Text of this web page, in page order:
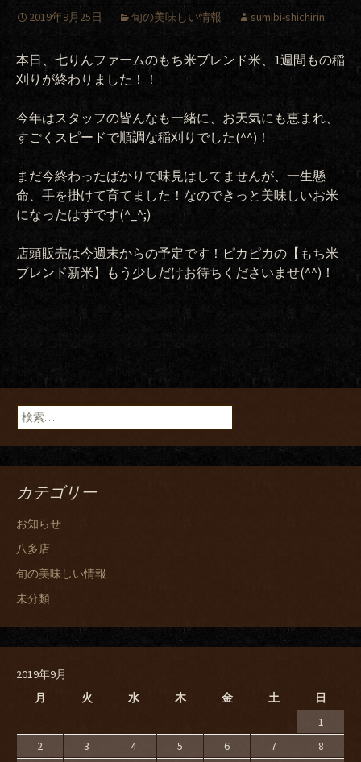
2019年9月25日 旬の美味しい情報 sumibi-shichirin
本日、七りんファームのもち米ブレンド米、1週間もの稲
刈りが終わりました！！
今年はスタッフの皆んなも一緒に、お天気にも恵まれ、
すごくスピードで順調な稲刈りでした(^^)！
まだ今終わったばかりで味見はしてませんが、一生懸
命、手を掛けて育てました！なのできっと美味しいお米
になったはずです(^_^;)
店頭販売は今週末からの予定です！ピカピカの【もち米
ブレンド新米】もう少しだけお待ちくださいませ(^^)！
検
索:
カテゴリー
お知らせ
八多店
旬の美味しい情報
未分類
2019年9月
月
火 水 木 金 土
日
1
2
3 4 5 6 7
8